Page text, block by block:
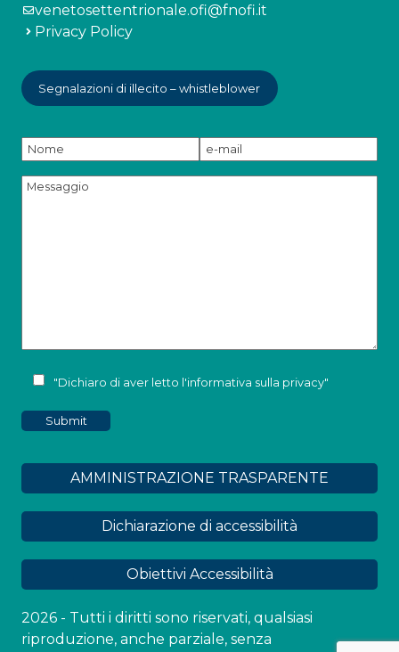
venetosettentrionale.ofi@fnofi.it
Privacy Policy
Segnalazioni di illecito – whistleblower
"Dichiaro di aver letto l'informativa sulla privacy"
AMMINISTRAZIONE TRASPARENTE
Dichiarazione di accessibilità
Obiettivi Accessibilità
2026 - Tutti i diritti sono riservati, qualsiasi
riproduzione, anche parziale, senza